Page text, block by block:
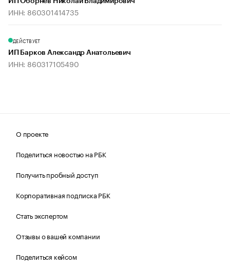
ИНН: 860301414735
ДЕЙСТВУЕТ
ИП Барков Александр Анатольевич
ИНН: 860317105490
О проекте
Поделиться новостью на РБК
Получить пробный доступ
Корпоративная подписка РБК
Стать экспертом
Отзывы о вашей компании
Поделиться кейсом